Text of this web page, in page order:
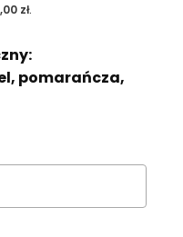
zł.
pomarańcza,